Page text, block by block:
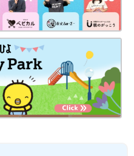
ついての知識はまったくあり
人はいなかったんです。すぐ
時は情報がほとんどなく「ソ
からないことだらけでした。
のでしょうか？
で1～2万人に1人の患者がい